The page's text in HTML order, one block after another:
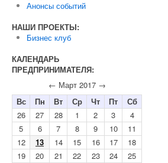
Анонсы событий
НАШИ ПРОЕКТЫ:
Бизнес клуб
КАЛЕНДАРЬ
ПРЕДПРИНИМАТЕЛЯ:
← Март 2017 →
Вс
Пн Вт Ср Чт Пт
Сб
26
27 28 1 2 3
4
5
6 7 8 9 10
11
12
13 14 15 16 17
18
19
20 21 22 23 24
25